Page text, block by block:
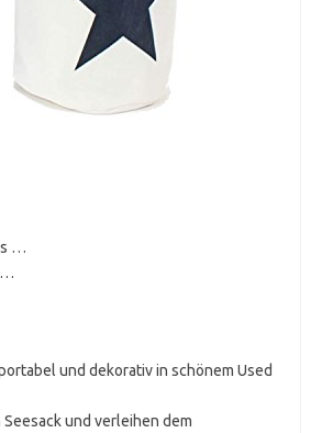
…
und dekorativ in schönem Used
und verleihen dem